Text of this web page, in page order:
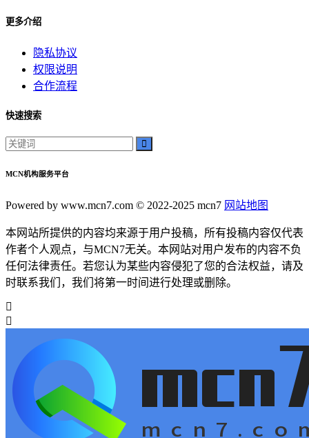
更多介绍
隐私协议
权限说明
合作流程
快速搜索
MCN机构服务平台
Powered by www.mcn7.com © 2022-2025 mcn7 网站地图
本网站所提供的内容均来源于用户投稿，所有投稿内容仅代表
作者个人观点，与MCN7无关。本网站对用户发布的内容不负
任何法律责任。若您认为某些内容侵犯了您的合法权益，请及
时联系我们，我们将第一时间进行处理或删除。